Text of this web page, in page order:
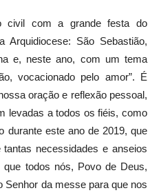
civil com a grande festa do
Arquidiocese: São Sebastião,
e, neste ano, com um tema
vocacionado pelo amor”. É
oração e reflexão pessoal,
levadas a todos os fiéis, como
durante este ano de 2019, que
necessidades e anseios
que todos nós, Povo de Deus,
Senhor da messe para que nos